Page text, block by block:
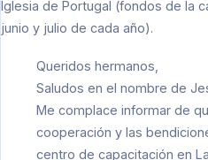
Iglesia de Portugal (fondos de la
junio y julio de cada año).
Queridos hermanos,
Saludos en el nombre de
Me complace informar de
cooperación y las
centro de capacitación en